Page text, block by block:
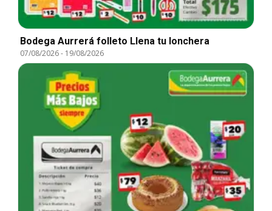
Bodega Aurrerá folleto Llena tu lonchera
07/08/2026- 19/08/2026